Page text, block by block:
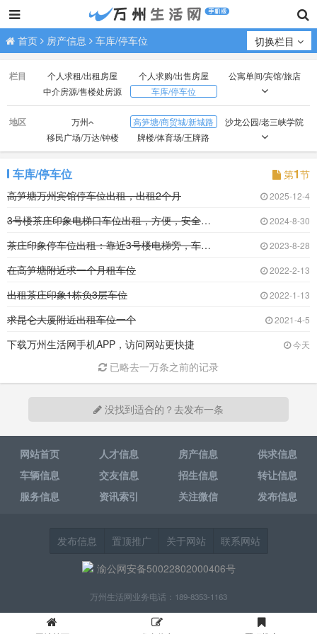
首页 房产信息 车库/停车位 切换栏目
栏目 个人求租/出租房屋 个人求购/出售房屋
公寓单间/宾馆/旅店
中介房源/售楼处房源
车库/停车位
门市/商铺/办公房
厂房/场地/山林/土地
地区 万州 高笋塘/商贸城/新城路
沙龙公园/老三峡学院
移民广场/万达/钟楼
牌楼/体育场/王牌路
观音岩/光彩大市场
红光/小天鹅/国本路
外贸/双河口
火车站/龙都广场
百安坝/联合坝
江南新区
火车北站/塘坊/天子湖
五桥
高峰经开区
车库/停车位 第1节
高笋塘万州宾馆停车位出租，出租2个月
2025-12-4
3号楼茶庄印象电梯口车位出租，方便，安全，车 2024-8-30
茶庄印象停车位出租：靠近3号楼电梯旁，车位宽 2023-8-28
在高笋塘附近求一个月租车位 2022-2-13
出租茶庄印象1栋负3层车位 2022-1-13
求昆仑大厦附近出租车位一个 2021-4-5
下载万州生活网手机APP，访问网站更快捷 今天
已略去一万条之前的记录
没找到适合的？去发布一条
网站首页 人才信息 房产信息
供求信息
车辆信息
交友信息 招生信息
转让信息
服务信息
资讯索引 关注微信 发布信息
发布信息 置顶推广 关于网站
联系网站
渝公网安备50022802000406号
万州生活网业务电话：189-8353-1163